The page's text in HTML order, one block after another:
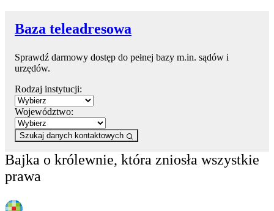
Baza teleadresowa
Sprawdź darmowy dostęp do pełnej bazy m.in. sądów i
urzędów.
Rodzaj instytucji:
Województwo:
Szukaj danych kontaktowych
Bajka o królewnie, która zniosła wszystkie
prawa